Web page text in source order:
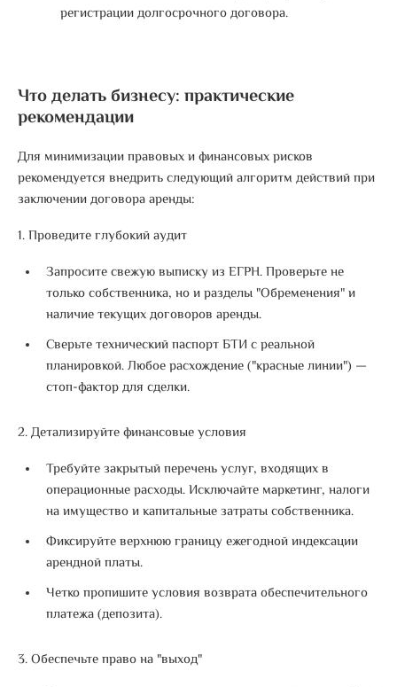
регистрации долгосрочного договора.
Что делать бизнесу: практические
рекомендации
Для минимизации правовых и финансовых рисков
рекомендуется внедрить следующий алгоритм действий при
заключении договора аренды:
1. Проведите глубокий аудит
Запросите свежую выписку из ЕГРН. Проверьте не
только собственника, но и разделы "Обременения" и
наличие текущих договоров аренды.
Сверьте технический паспорт БТИ с реальной
планировкой. Любое расхождение ("красные линии") —
стоп-фактор для сделки.
2. Детализируйте финансовые условия
Требуйте закрытый перечень услуг, входящих в
операционные расходы. Исключайте маркетинг, налоги
на имущество и капитальные затраты собственника.
Фиксируйте верхнюю границу ежегодной индексации
арендной платы.
Четко пропишите условия возврата обеспечительного
платежа (депозита).
3. Обеспечьте право на "выход"